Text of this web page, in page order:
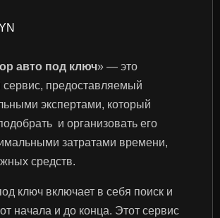
авто под ключ» — это
сервис, предоставляемый
экспертами, который
и организовать его
затратами времени,
средств.
ключ включает в себя поиск и
начала и до конца. Этот сервис